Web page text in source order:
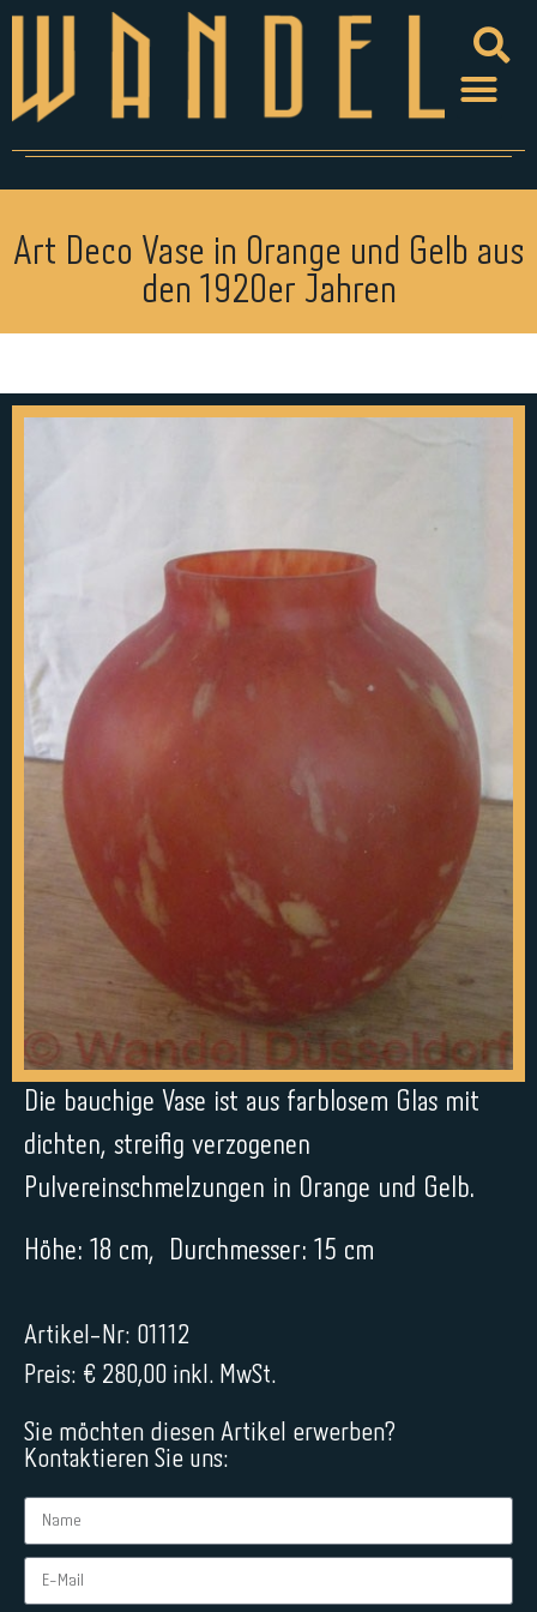
Art Deco Vase in Orange und Gelb aus
den 1920er Jahren
Die bauchige Vase ist aus farblosem Glas mit
dichten, streifig verzogenen
Pulvereinschmelzungen in Orange und Gelb.
Höhe: 18 cm, Durchmesser: 15 cm
Artikel-Nr: 01112
Preis: € 280,00 inkl. MwSt.
Sie möchten diesen Artikel erwerben?
Kontaktieren Sie uns: